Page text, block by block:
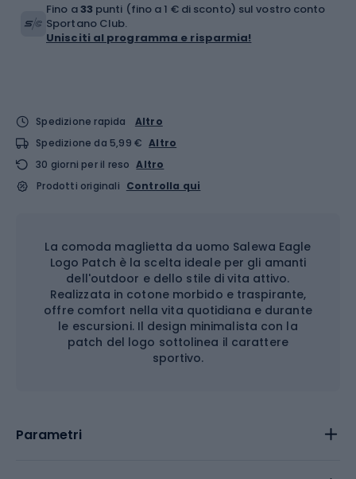
Fino a33 punti (fino a 1 € di sconto) sul vostro conto
Sportano Club.
Unisciti al programma e risparmia!
Spedizione rapida
Altro
Spedizione da 5,99 € Altro
30 giorni per il reso Altro
Prodotti originali Controlla qui
La comoda maglietta da uomo Salewa Eagle
Logo Patch è la scelta ideale per gli amanti
dell'outdoor e dello stile di vita attivo.
Realizzata in cotone morbido e traspirante,
offre comfort nella vita quotidiana e durante
le escursioni. Il design minimalista con la
patch del logo sottolinea il carattere
sportivo.
Parametri